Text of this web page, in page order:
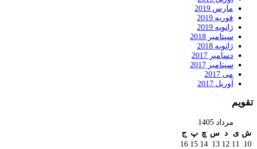
مارس 2019
فوریه 2019
ژانویه 2019
سپتامبر 2018
ژانویه 2018
دسامبر 2017
سپتامبر 2017
می 2017
آوریل 2017
تقویم
مرداد 1405
ش ی د س چ پ ج
10
11
12
13
14
15
16